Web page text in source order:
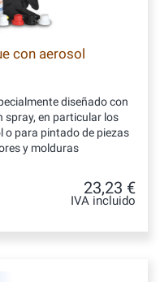
con aerosol
diseñado con
spray, en particular los
o para pintado de piezas
y molduras
23,23 €
IVA incluido